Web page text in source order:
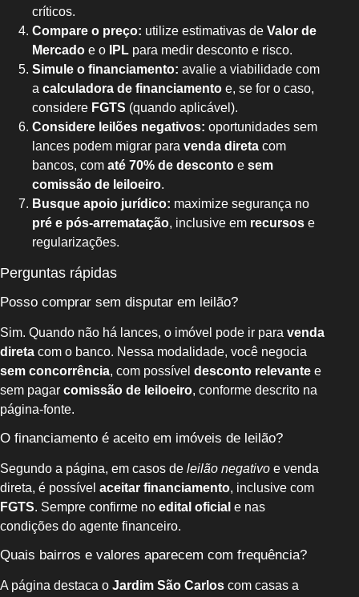
críticos.
Compare o preço: utilize estimativas de Valor de
Mercado e o IPL para medir desconto e risco.
Simule o financiamento: avalie a viabilidade com
a calculadora de financiamento e, se for o caso,
considere FGTS (quando aplicável).
Considere leilões negativos: oportunidades sem
lances podem migrar para venda direta com
bancos, com até 70% de desconto e sem
comissão de leiloeiro.
Busque apoio jurídico: maximize segurança no
pré e pós-arrematação, inclusive em recursos e
regularizações.
Perguntas rápidas
Posso comprar sem disputar em leilão?
Sim. Quando não há lances, o imóvel pode ir para venda
direta com o banco. Nessa modalidade, você negocia
sem concorrência, com possível desconto relevante e
sem pagar comissão de leiloeiro, conforme descrito na
página-fonte.
O financiamento é aceito em imóveis de leilão?
Segundo a página, em casos de leilão negativo e venda
direta, é possível aceitar financiamento, inclusive com
FGTS. Sempre confirme no edital oficial e nas
condições do agente financeiro.
Quais bairros e valores aparecem com frequência?
A página destaca o Jardim São Carlos com casas a